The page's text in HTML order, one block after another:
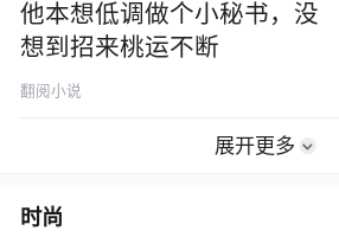
他本想低调做个小秘书，没
想到招来桃运不断
翻阅小说
展开更多
时尚